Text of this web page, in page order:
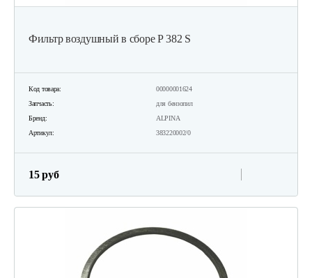
Фильтр воздушный в сборе Р 382 S
Код товара:
00000001624
Запчасть:
для бензопил
Бренд:
ALPINA
Артикул:
383220002/0
15 руб